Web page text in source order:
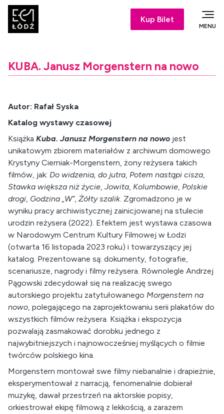
Kup Bilet
MENU
KUBA. Janusz Morgenstern na nowo
Autor: Rafał Syska
Katalog wystawy czasowej
Książka Kuba. Janusz Morgenstern na nowo jest
unikatowym zbiorem materiałów z archiwum domowego
Krystyny Cierniak-Morgenstern, żony reżysera takich
filmów, jak: Do widzenia, do jutra, Potem nastąpi cisza,
Stawka większa niż życie, Jowita, Kolumbowie, Polskie
drogi, Godzina „W”, Żółty szalik. Zgromadzono je w
wyniku pracy archiwistycznej zainicjowanej na stulecie
urodzin reżysera (2022). Efektem jest wystawa czasowa
w Narodowym Centrum Kultury Filmowej w Łodzi
(otwarta 16 listopada 2023 roku) i towarzyszący jej
katalog. Prezentowane są: dokumenty, fotografie,
scenariusze, nagrody i filmy reżysera. Równolegle Andrzej
Pągowski zdecydował się na realizację swego
autorskiego projektu zatytułowanego Morgenstern na
nowo, polegającego na zaprojektowaniu serii plakatów do
wszystkich filmów reżysera. Książka i ekspozycja
pozwalają zasmakować dorobku jednego z
najwybitniejszych i najnowocześniej myślących o filmie
twórców polskiego kina.
Morgenstern montował swe filmy niebanalnie i drapieżnie,
eksperymentował z narracją, fenomenalnie dobierał
muzykę, dawał przestrzeń na aktorskie popisy,
orkiestrował ekipę filmową z lekkością, a zarazem